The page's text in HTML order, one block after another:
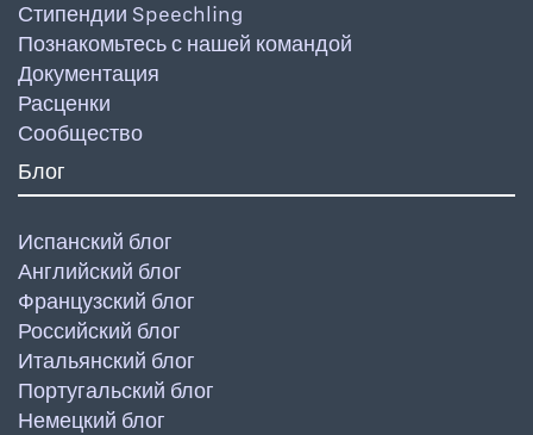
Стипендии Speechling
Познакомьтесь с нашей командой
Документация
Расценки
Сообщество
Блог
Испанский блог
Английский блог
Французский блог
Российский блог
Итальянский блог
Португальский блог
Немецкий блог